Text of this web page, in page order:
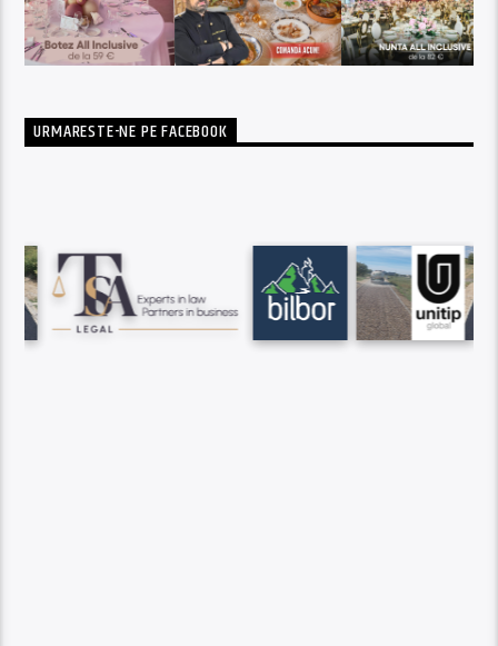
URMARESTE-NE PE FACEBOOK